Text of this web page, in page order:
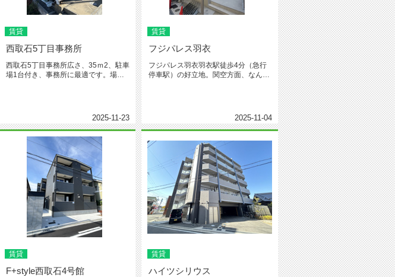
賃貸
西取石5丁目事務所
西取石5丁目事務所広さ、35ｍ2、駐車
場1台付き、事務所に最適です。場所
2025-11-23
賃貸
フジパレス羽衣
フジパレス羽衣羽衣駅徒歩4分（急行
停車駅）の好立地。関空方面、なんば
2025-11-04
賃貸
F+style西取石4号館
賃貸
ハイツシリウス